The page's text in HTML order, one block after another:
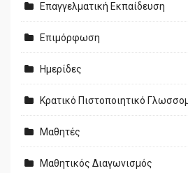
Επαγγελματική Εκπαίδευση
Επιμόρφωση
Ημερίδες
Κρατικό Πιστοποιητικό
Μαθητές
Μαθητικός Διαγωνισμός